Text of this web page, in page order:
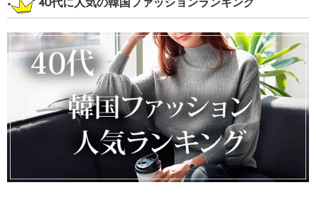
40代に人気の韓国ファッションランキング